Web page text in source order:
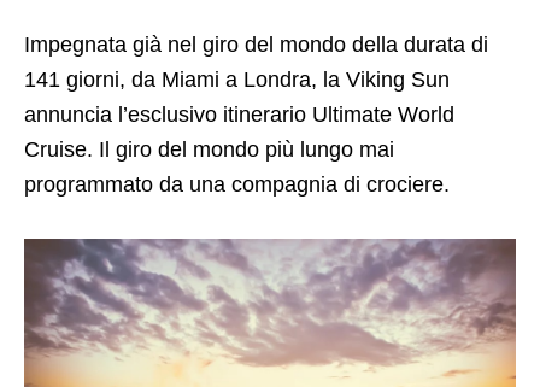
Impegnata già nel giro del mondo della durata di
141 giorni, da Miami a Londra, la Viking Sun
annuncia l’esclusivo itinerario Ultimate World
Cruise. Il giro del mondo più lungo mai
programmato da una compagnia di crociere.